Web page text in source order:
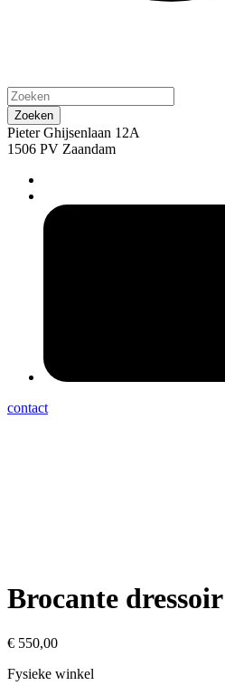
Pieter Ghijsenlaan 12A
1506 PV Zaandam
contact
Brocante dressoir
€ 550,00
Fysieke winkel